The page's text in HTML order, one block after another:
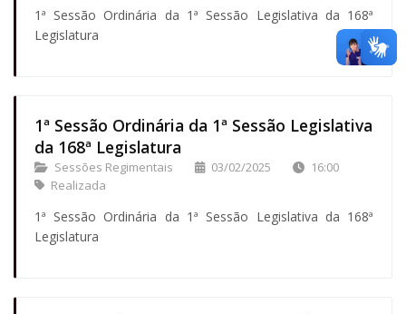
1ª Sessão Ordinária da 1ª Sessão Legislativa da 168ª
Legislatura
1ª Sessão Ordinária da 1ª Sessão Legislativa
da 168ª Legislatura
Sessões Regimentais 03/02/2025
16:00
Realizada
1ª Sessão Ordinária da 1ª Sessão Legislativa da 168ª
Legislatura